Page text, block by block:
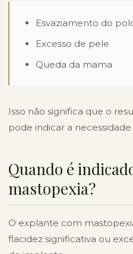
Esvaziamento do
Excesso de pele
Queda da mama
Isso não significa que o
pode indicar a
Quando é
mastopexia?
O explante com
flacidez significativa ou